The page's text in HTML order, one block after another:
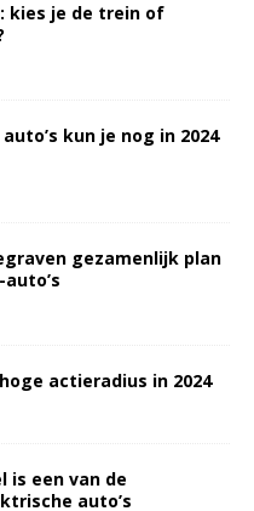
kies je de trein of
kun je nog in 2024
gezamenlijk plan
actieradius in 2024
is een van de
auto’s